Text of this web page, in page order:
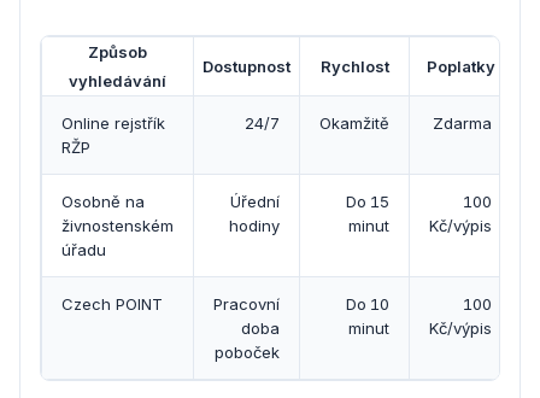
Způsob
vyhledávání
Dostupnost Rychlost Poplatky
Online rejstřík
RŽP
24/7 Okamžitě Zdarma
Osobně na
živnostenském
úřadu
Úřední
hodiny
Do 15
minut
100
Kč/výpis
Czech POINT
Pracovní
doba
poboček
Do 10
minut
100
Kč/výpis